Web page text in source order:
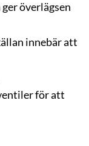
överlägsen
innebär att
för att